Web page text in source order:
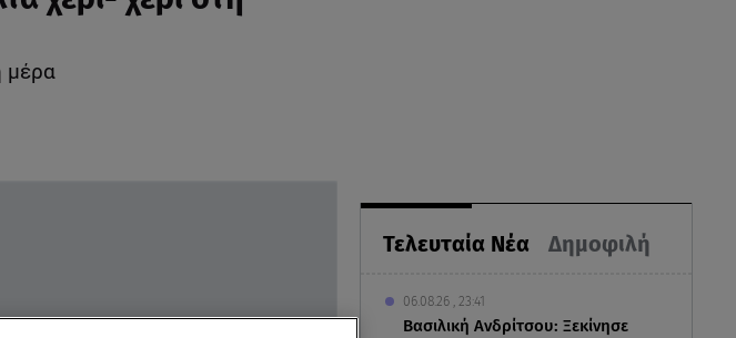
μέρα
Τελευταία Νέα Δημοφιλή
06.08.26 , 23:41
Βασιλική Ανδρίτσου: Ξεκίνησε